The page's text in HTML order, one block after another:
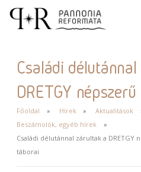
Családi
DRETGY
Főoldal Hírek
Aktualitások
Beszámolók, egyéb hírek
Családi délutánnal zárultak a DRETGY
táborai